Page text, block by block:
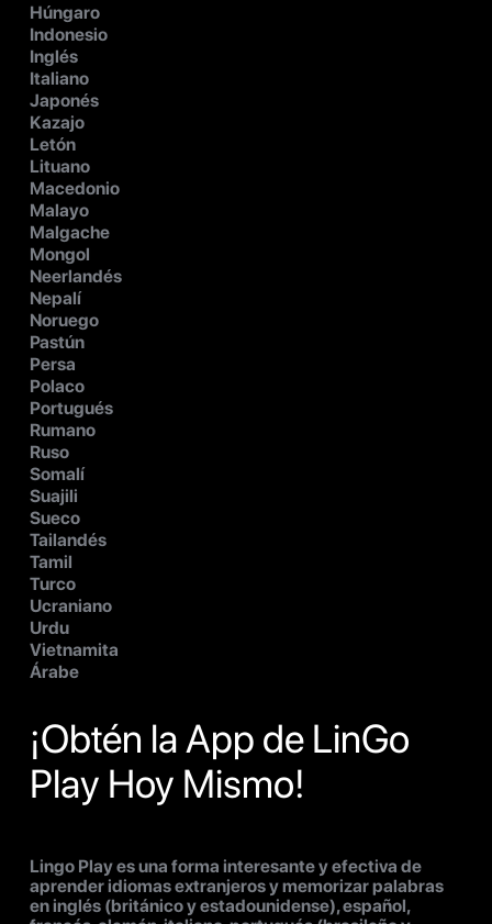
Húngaro
Indonesio
Inglés
Italiano
Japonés
Kazajo
Letón
Lituano
Macedonio
Malayo
Malgache
Mongol
Neerlandés
Nepalí
Noruego
Pastún
Persa
Polaco
Portugués
Rumano
Ruso
Somalí
Suajili
Sueco
Tailandés
Tamil
Turco
Ucraniano
Urdu
Vietnamita
Árabe
¡Obtén la App de LinGo
Play Hoy Mismo!
Lingo Play es una forma interesante y efectiva de
aprender idiomas extranjeros y memorizar palabras
en inglés (británico y estadounidense), español,